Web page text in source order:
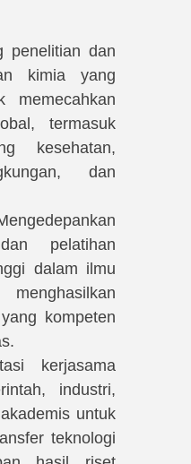
penelitian dan
kimia yang
memecahkan
termasuk
kesehatan,
dan
pelatihan
dalam ilmu
kompeten
kerjasama
industri,
untuk
teknologi